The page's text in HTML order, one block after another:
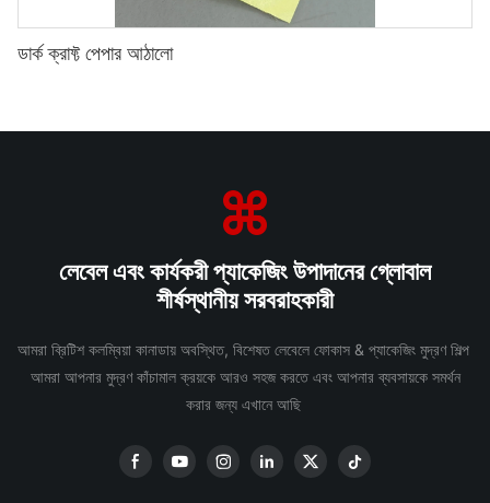
ডার্ক ক্রাফ্ট পেপার আঠালো
লেবেল এবং কার্যকরী প্যাকেজিং উপাদানের গ্লোবাল
শীর্ষস্থানীয় সরবরাহকারী
আমরা ব্রিটিশ কলম্বিয়া কানাডায় অবস্থিত, বিশেষত লেবেলে ফোকাস & প্যাকেজিং মুদ্রণ শিল্প
আমরা আপনার মুদ্রণ কাঁচামাল ক্রয়কে আরও সহজ করতে এবং আপনার ব্যবসায়কে সমর্থন
করার জন্য এখানে আছি